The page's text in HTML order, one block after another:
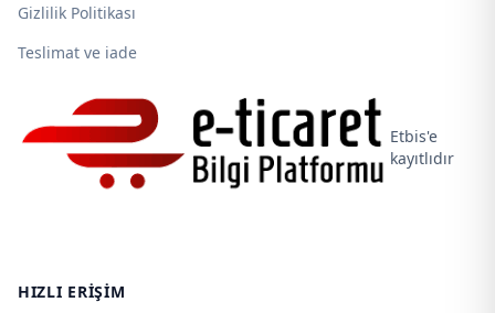
Gizlilik Politikası
Teslimat ve iade
Etbis'e
kayıtlıdır
HIZLI ERIŞIM